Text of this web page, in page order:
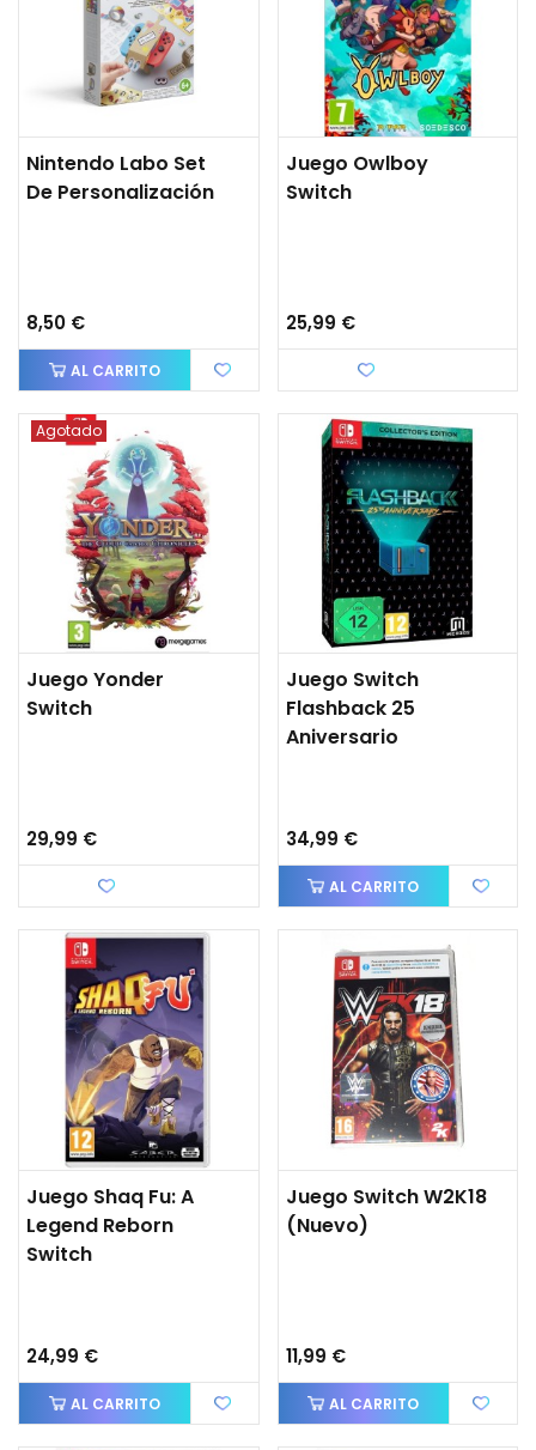
Nintendo Labo Set
De Personalización
8,50 €
AL CARRITO
Juego Owlboy
Switch
25,99 €
Agotado
Juego Yonder
Switch
29,99 €
Juego Switch
Flashback 25
Aniversario
34,99 €
AL CARRITO
Juego Shaq Fu: A
Legend Reborn
Switch
24,99 €
AL CARRITO
Juego Switch W2K18
(nuevo)
11,99 €
AL CARRITO